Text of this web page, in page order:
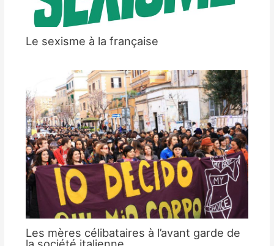
Le sexisme à la française
Les mères célibataires à l’avant garde de
la société italienne